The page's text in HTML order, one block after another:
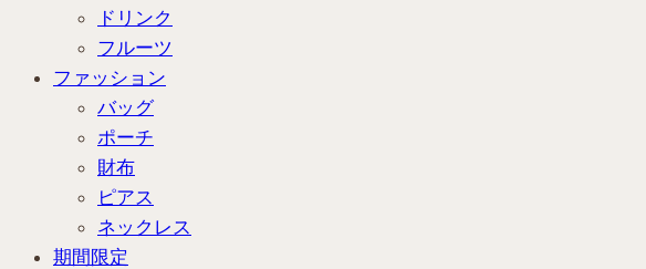
ドリンク
フルーツ
ファッション
バッグ
ポーチ
財布
ピアス
ネックレス
期間限定